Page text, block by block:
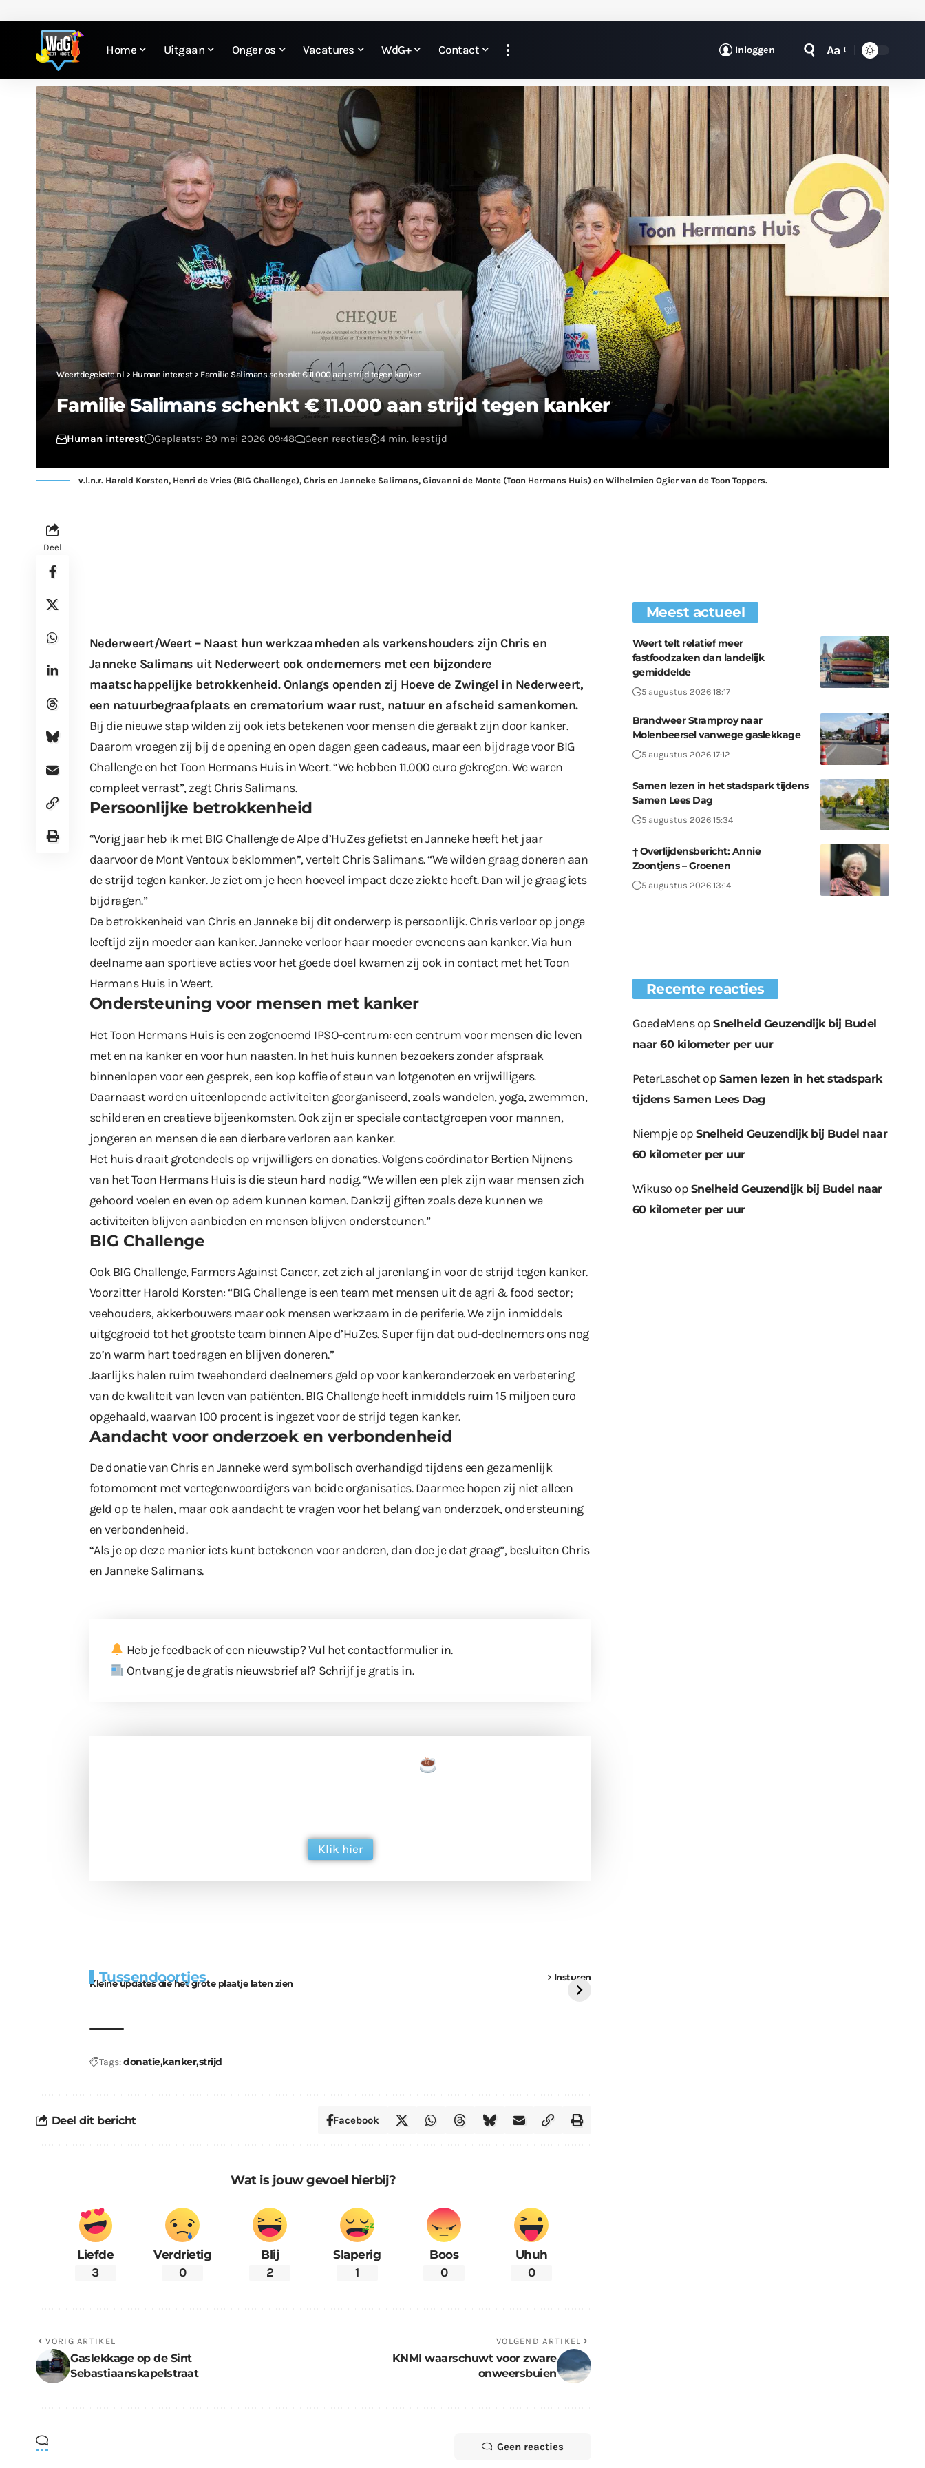
Home Uitgaan Onger os Vacatures WdG+ Contact Inloggen Aa
Weertdegekste.nl > Human interest> Familie Salimans schenkt € 11.000 aan strijd tegen kanker
Familie Salimans schenkt € 11.000 aan strijd tegen kanker
Human interest Geplaatst: 29 mei 2026 09:48 Geen reacties 4 min. leestijd
v.l.n.r. Harold Korsten, Henri de Vries (BIG Challenge), Chris en Janneke Salimans, Giovanni de Monte (Toon Hermans Huis) en Wilhelmien Ogier van de Toon Toppers.
Deel
Nederweert/Weert – Naast hun werkzaamheden als varkenshouders zijn Chris en
Janneke Salimans uit Nederweert ook ondernemers met een bijzondere
maatschappelijke betrokkenheid. Onlangs openden zij Hoeve de Zwingel in Nederweert,
een natuurbegraafplaats en crematorium waar rust, natuur en afscheid samenkomen.
Bij die nieuwe stap wilden zij ook iets betekenen voor mensen die geraakt zijn door kanker.
Daarom vroegen zij bij de opening en open dagen geen cadeaus, maar een bijdrage voor BIG
Challenge en het Toon Hermans Huis in Weert. “We hebben 11.000 euro gekregen. We waren
compleet verrast”, zegt Chris Salimans.
Persoonlijke betrokkenheid
“Vorig jaar heb ik met BIG Challenge de Alpe d’HuZes gefietst en Janneke heeft het jaar
daarvoor de Mont Ventoux beklommen”, vertelt Chris Salimans. “We wilden graag doneren aan
de strijd tegen kanker. Je ziet om je heen hoeveel impact deze ziekte heeft. Dan wil je graag iets
bijdragen.”
De betrokkenheid van Chris en Janneke bij dit onderwerp is persoonlijk. Chris verloor op jonge
leeftijd zijn moeder aan kanker. Janneke verloor haar moeder eveneens aan kanker. Via hun
deelname aan sportieve acties voor het goede doel kwamen zij ook in contact met het Toon
Hermans Huis in Weert.
Ondersteuning voor mensen met kanker
Het Toon Hermans Huis is een zogenoemd IPSO-centrum: een centrum voor mensen die leven
met en na kanker en voor hun naasten. In het huis kunnen bezoekers zonder afspraak
binnenlopen voor een gesprek, een kop koffie of steun van lotgenoten en vrijwilligers.
Daarnaast worden uiteenlopende activiteiten georganiseerd, zoals wandelen, yoga, zwemmen,
schilderen en creatieve bijeenkomsten. Ook zijn er speciale contactgroepen voor mannen,
jongeren en mensen die een dierbare verloren aan kanker.
Het huis draait grotendeels op vrijwilligers en donaties. Volgens coördinator Bertien Nijnens
van het Toon Hermans Huis is die steun hard nodig. “We willen een plek zijn waar mensen zich
gehoord voelen en even op adem kunnen komen. Dankzij giften zoals deze kunnen we
activiteiten blijven aanbieden en mensen blijven ondersteunen.”
BIG Challenge
Ook BIG Challenge, Farmers Against Cancer, zet zich al jarenlang in voor de strijd tegen kanker.
Voorzitter Harold Korsten: “BIG Challenge is een team met mensen uit de agri & food sector;
veehouders, akkerbouwers maar ook mensen werkzaam in de periferie. We zijn inmiddels
uitgegroeid tot het grootste team binnen Alpe d’HuZes. Super fijn dat oud-deelnemers ons nog
zo’n warm hart toedragen en blijven doneren.”
Jaarlijks halen ruim tweehonderd deelnemers geld op voor kankeronderzoek en verbetering
van de kwaliteit van leven van patiënten. BIG Challenge heeft inmiddels ruim 15 miljoen euro
opgehaald, waarvan 100 procent is ingezet voor de strijd tegen kanker.
Aandacht voor onderzoek en verbondenheid
De donatie van Chris en Janneke werd symbolisch overhandigd tijdens een gezamenlijk
fotomoment met vertegenwoordigers van beide organisaties. Daarmee hopen zij niet alleen
geld op te halen, maar ook aandacht te vragen voor het belang van onderzoek, ondersteuning
en verbondenheid.
“Als je op deze manier iets kunt betekenen voor anderen, dan doe je dat graag”, besluiten Chris
en Janneke Salimans.
Heb je feedback of een nieuwstip? Vul het contactformulierin.
Ontvang je de gratis nieuwsbrief al? Schrijf je gratis in.
Klik hier
Tussendoortjes Insturen
Kleine updates die het grote plaatje laten zien
bouwmateriaal voor
kabouters
uitdaging
Tags:donatiekankerstrijd
Deel dit bericht Facebook
Wat is jouw gevoel hierbij?
Liefde
3
Verdrietig
0
Blij
2
Slaperig
1
Boos
0
Uhuh
0
VORIG ARTIKEL
Gaslekkage op de Sint
Sebastiaanskapelstraat
VOLGEND ARTIKEL
KNMI waarschuwt voor zware
onweersbuien
Geen reacties
Meest actueel
Weert telt relatief meer
fastfoodzaken dan landelijk
gemiddelde
5 augustus 2026 18:17
Brandweer Stramproy naar
Molenbeersel vanwege gaslekkage
5 augustus 2026 17:12
Samen lezen in het stadspark tijdens
Samen Lees Dag
5 augustus 2026 15:34
† Overlijdensbericht: Annie
Zoontjens – Groenen
5 augustus 2026 13:14
Recente reacties
GoedeMensopSnelheid Geuzendijk bij Budel
naar 60 kilometer per uur
PeterLaschetop Samen lezen in het stadspark
tijdens Samen Lees Dag
NiempjeopSnelheid Geuzendijk bij Budel naar
60 kilometer per uur
Wikuso op Snelheid Geuzendijk bij Budel naar
60 kilometer per uur